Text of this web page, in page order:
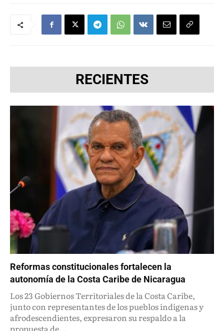
RECIENTES
Reformas constitucionales fortalecen la
autonomía de la Costa Caribe de Nicaragua
Los 23 Gobiernos Territoriales de la Costa Caribe,
junto con representantes de los pueblos indígenas y
afrodescendientes, expresaron su respaldo a la